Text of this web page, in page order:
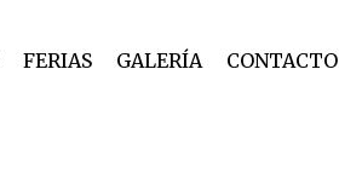
FERIAS GALERÍA CONTACTO